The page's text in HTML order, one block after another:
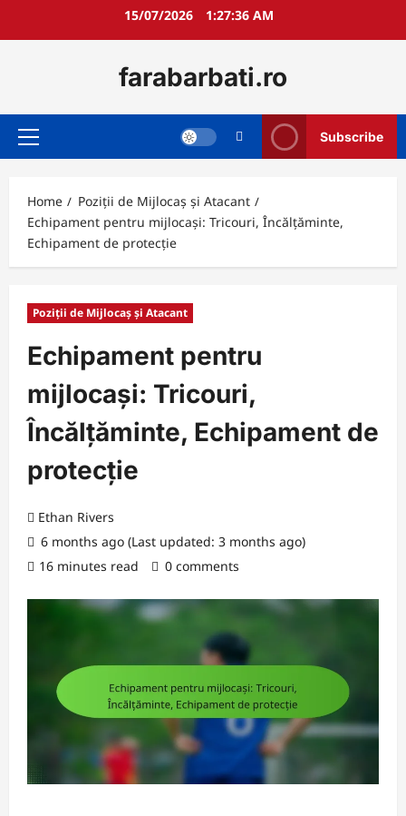
15/07/2026 1:27:37 AM
farabarbati.ro
Primary
Subscribe
Home
Poziții de Mijlocaș și Atacant
Echipament pentru mijlocași: Tricouri, Încălțăminte,
Echipament de protecție
Poziții de Mijlocaș și Atacant
Echipament pentru
mijlocași: Tricouri,
Încălțăminte, Echipament de
protecție
Ethan Rivers
6 months ago (Last updated: 3 months ago)
16 minutes read
0 comments